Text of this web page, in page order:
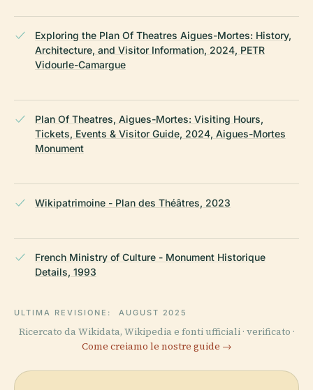
Exploring the Plan Of Theatres Aigues-Mortes: History,
Architecture, and Visitor Information, 2024, PETR
Vidourle-Camargue
Plan Of Theatres, Aigues-Mortes: Visiting Hours,
Tickets, Events & Visitor Guide, 2024, Aigues-Mortes
Monument
Wikipatrimoine - Plan des Théâtres, 2023
French Ministry of Culture - Monument Historique
Details, 1993
ULTIMA REVISIONE: AUGUST 2025
Ricercato da Wikidata, Wikipedia e fonti ufficiali · verificato ·
Come creiamo le nostre guide →